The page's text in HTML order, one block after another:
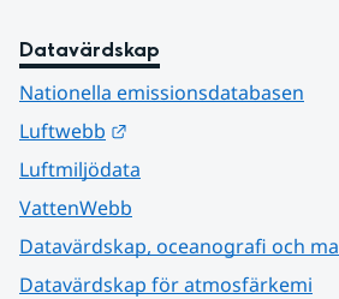
Datavärdskap
Nationella emissionsdatabasen
Luftwebb
Luftmiljödata
VattenWebb
Datavärdskap, oceanografi och
Datavärdskap för atmosfärkemi